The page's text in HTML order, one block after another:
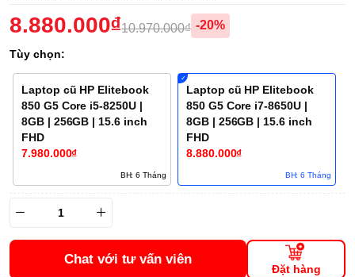
8.880.000₫10.970.000₫ -20%
Tùy chọn:
Laptop cũ HP Elitebook
850 G5 Core i5-8250U |
8GB | 256GB | 15.6 inch
FHD
7.980.000₫
BH: 6 Tháng
Laptop cũ HP Elitebook
850 G5 Core i7-8650U |
8GB | 256GB | 15.6 inch
FHD
8.880.000₫
BH: 6 Tháng
Chat với tư vấn viên
Đặt hàng